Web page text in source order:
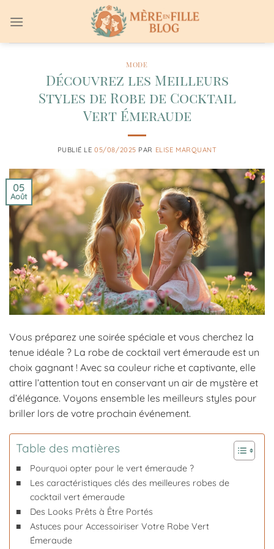
au
MODE
Découvrez les Meilleurs
Styles de Robe de Cocktail
Vert Émeraude
PUBLIÉ LE05/08/2025 PAR ELISE MARQUANT
05
Août
Vous préparez une soirée spéciale et vous cherchez la
tenue idéale ? La robe de cocktail vert émeraude est un
choix gagnant ! Avec sa couleur riche et captivante, elle
attire l’attention tout en conservant un air de mystère et
d’élégance. Voyons ensemble les meilleurs styles pour
briller lors de votre prochain événement.
Table des matières
Pourquoi opter pour le vert émeraude ?
Les caractéristiques clés des meilleures robes de
cocktail vert émeraude
Des Looks Prêts à Être Portés
Astuces pour Accessoiriser Votre Robe Vert
Émeraude